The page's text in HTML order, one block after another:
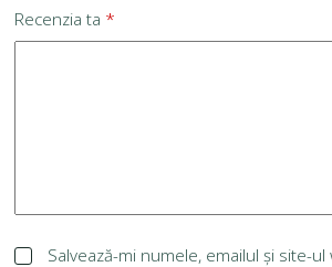
Recenzia ta *
Salvează-mi numele, emailul și site-